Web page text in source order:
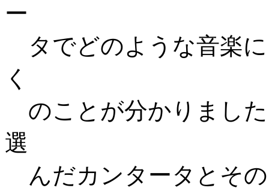
ー
タでどのような音楽
く
のことが分かりまし
選
んだカンタータとそ